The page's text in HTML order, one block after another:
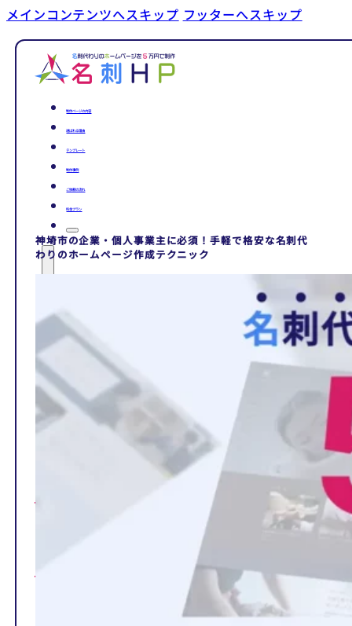
メインコンテンツへスキップ フッターへスキップ
制作ページの内容
選ばれる理由
テンプレート
制作事例
ご依頼の流れ
料金プラン
神埼市の企業・個人事業主に必須！手軽で格安な名刺代
わりのホームページ作成テクニック